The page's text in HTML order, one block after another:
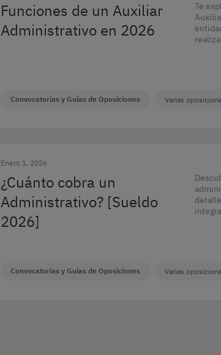
Funciones de un Auxiliar
Administrativo en 2026
Te
Convocatorias y Guías de Oposiciones Varias
Enero 1, 2026
¿Cuánto cobra un
Administrativo? [Sueldo
2026]
Convocatorias y Guías de Oposiciones Varias